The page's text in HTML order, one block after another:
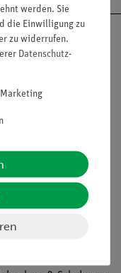
Service
Service
werden. Sie
die Einwilligung zu
zu widerrufen.
Daten­schutz­
Marketing